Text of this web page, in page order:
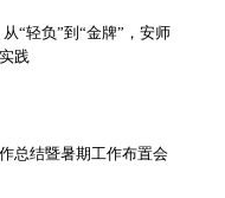
从“轻负”到“金牌”，安师
践
总结暨暑期工作布置会